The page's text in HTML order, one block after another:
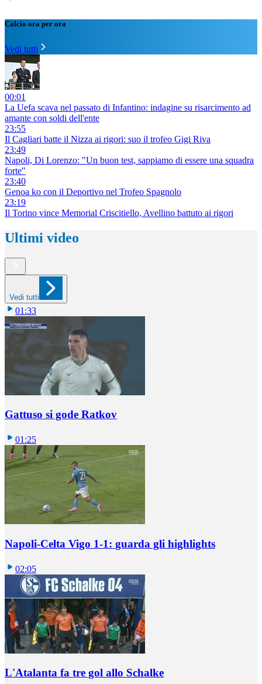
Calcio ora per ora
Vedi tutti
00:01
La Uefa scava nel passato di Infantino: indagine su risarcimento ad
amante con soldi dell'ente
23:55
Il Cagliari batte il Nizza ai rigori: suo il trofeo Gigi Riva
23:49
Napoli, Di Lorenzo: "Un buon test, sappiamo di essere una squadra
forte"
23:40
Genoa ko con il Deportivo nel Trofeo Spagnolo
23:19
Il Torino vince Memorial Criscitiello, Avellino battuto ai rigori
Ultimi video
Vedi tutti
01:33
Gattuso si gode Ratkov
01:25
Napoli-Celta Vigo 1-1: guarda gli highlights
02:05
L'Atalanta fa tre gol allo Schalke